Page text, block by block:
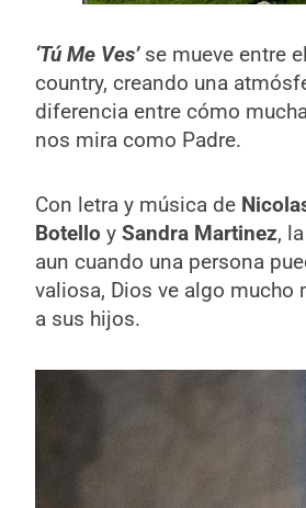
‘Tú Me Ves’ se mueve entre
country, creando una
diferencia entre cómo
nos mira como Padre.
Con letra y música de
Botello ySandra Martinez,
aun cuando una persona
valiosa, Dios ve algo mucho
a sus hijos.